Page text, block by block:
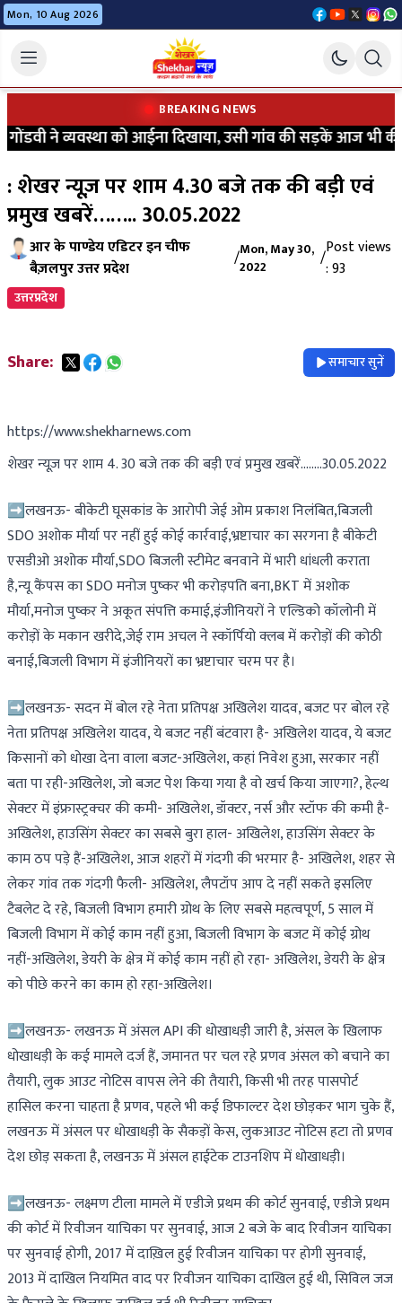
Mon, 10 Aug 2026
BREAKING NEWS
ने व्यवस्था को आईना दिखाया, उसी गांव की सड़कें आज भी कीचड़
: शेखर न्यूज़ पर शाम 4.30 बजे तक की बड़ी एवं
प्रमुख खबरें…….. 30.05.2022
आर के पाण्डेय एडिटर इन चीफ
बैज़लपुर उत्तर प्रदेश
/Mon, May 30,
2022
/Post views
: 93
उत्तरप्रदेश
Share: समाचार सुनें
https://www.shekharnews.com
शेखर न्यूज़ पर शाम 4. 30 बजे तक की बड़ी एवं प्रमुख खबरें……..30.05.2022
➡लखनऊ- बीकेटी घूसकांड के आरोपी जेई ओम प्रकाश निलंबित,बिजली
SDO अशोक मौर्या पर नहीं हुई कोई कार्रवाई,भ्रष्टाचार का सरगना है बीकेटी
एसडीओ अशोक मौर्या,SDO बिजली स्टीमेट बनवाने में भारी धांधली कराता
है,न्यू कैंपस का SDO मनोज पुष्कर भी करोड़पति बना,BKT में अशोक
मौर्या,मनोज पुष्कर ने अकूत संपत्ति कमाई,इंजीनियरों ने एल्डिको कॉलोनी में
करोड़ों के मकान खरीदे,जेई राम अचल ने स्कॉर्पियो क्लब में करोड़ों की कोठी
बनाई,बिजली विभाग में इंजीनियरों का भ्रष्टाचार चरम पर है।
➡लखनऊ- सदन में बोल रहे नेता प्रतिपक्ष अखिलेश यादव, बजट पर बोल रहे
नेता प्रतिपक्ष अखिलेश यादव, ये बजट नहीं बंटवारा है- अखिलेश यादव, ये बजट
किसानों को धोखा देना वाला बजट-अखिलेश, कहां निवेश हुआ, सरकार नहीं
बता पा रही-अखिलेश, जो बजट पेश किया गया है वो खर्च किया जाएगा?, हेल्थ
सेक्टर में इंफ्रास्ट्रक्चर की कमी- अखिलेश, डॉक्टर, नर्स और स्टॉफ की कमी है-
अखिलेश, हाउसिंग सेक्टर का सबसे बुरा हाल- अखिलेश, हाउसिंग सेक्टर के
काम ठप पड़े हैं-अखिलेश, आज शहरों में गंदगी की भरमार है- अखिलेश, शहर से
लेकर गांव तक गंदगी फैली- अखिलेश, लैपटॉप आप दे नहीं सकते इसलिए
टैबलेट दे रहे, बिजली विभाग हमारी ग्रोथ के लिए सबसे महत्वपूर्ण, 5 साल में
बिजली विभाग में कोई काम नहीं हुआ, बिजली विभाग के बजट में कोई ग्रोथ
नहीं-अखिलेश, डेयरी के क्षेत्र में कोई काम नहीं हो रहा- अखिलेश, डेयरी के क्षेत्र
को पीछे करने का काम हो रहा-अखिलेश।
➡लखनऊ- लखनऊ में अंसल API की धोखाधड़ी जारी है, अंसल के खिलाफ
धोखाधड़ी के कई मामले दर्ज हैं, जमानत पर चल रहे प्रणव अंसल को बचाने का
तैयारी, लुक आउट नोटिस वापस लेने की तैयारी, किसी भी तरह पासपोर्ट
हासिल करना चाहता है प्रणव, पहले भी कई डिफाल्टर देश छोड़कर भाग चुके हैं,
लखनऊ में अंसल पर धोखाधड़ी के सैकड़ों केस, लुकआउट नोटिस हटा तो प्रणव
देश छोड़ सकता है, लखनऊ में अंसल हाईटेक टाउनशिप में धोखाधड़ी।
➡लखनऊ- लक्ष्मण टीला मामले में एडीजे प्रथम की कोर्ट सुनवाई, एडीजे प्रथम
की कोर्ट में रिवीजन याचिका पर सुनवाई, आज 2 बजे के बाद रिवीजन याचिका
पर सुनवाई होगी, 2017 में दाख़िल हुई रिवीजन याचिका पर होगी सुनवाई,
2013 में दाखिल नियमित वाद पर रिवीजन याचिका दाखिल हुई थी, सिविल जज